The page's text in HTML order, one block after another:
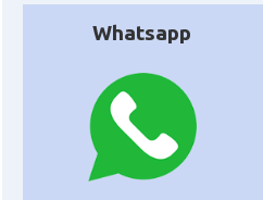
CAMON
Whatsapp